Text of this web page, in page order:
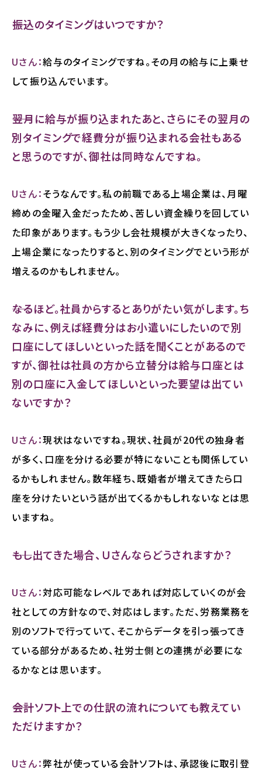
――振込のタイミングはいつですか？
Uさん：給与のタイミングですね。その月の給与に上乗せ
して振り込んでいます。
――翌月に給与が振り込まれたあと、さらにその翌月の
別タイミングで経費分が振り込まれる会社もある
と思うのですが、御社は同時なんですね。
Uさん：そうなんです。私の前職である上場企業は、月曜
締めの金曜入金だったため、苦しい資金繰りを回してい
た印象があります。もう少し会社規模が大きくなったり、
上場企業になったりすると、別のタイミングでという形が
増えるのかもしれません。
――なるほど。社員からするとありがたい気がします。ち
なみに、例えば経費分はお小遣いにしたいので別
口座にしてほしいといった話を聞くことがあるので
すが、御社は社員の方から立替分は給与口座とは
別の口座に入金してほしいといった要望は出てい
ないですか？
Uさん：現状はないですね。現状、社員が20代の独身者
が多く、口座を分ける必要が特にないことも関係してい
るかもしれません。数年経ち、既婚者が増えてきたら口
座を分けたいという話が出てくるかもしれないなとは思
いますね。
――もし出てきた場合、Ｕさんならどうされますか？
Uさん：対応可能なレベルであれば対応していくのが会
社としての方針なので、対応はします。ただ、労務業務を
別のソフトで行っていて、そこからデータを引っ張ってき
ている部分があるため、社労士側との連携が必要にな
るかなとは思います。
――会計ソフト上での仕訳の流れについても教えてい
ただけますか？
Uさん：弊社が使っている会計ソフトは、承認後に取引登